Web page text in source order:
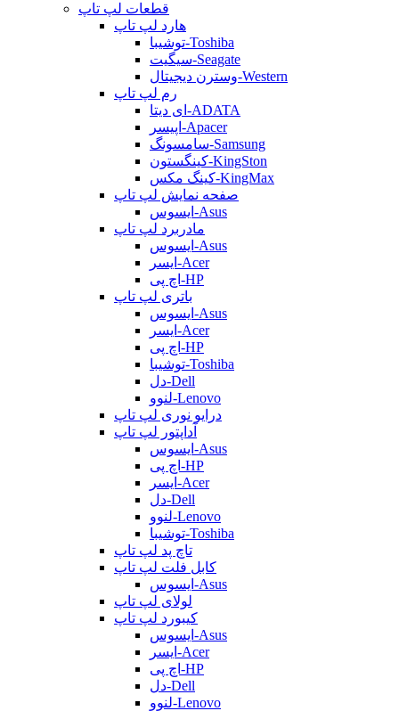
قطعات لپ تاپ
هارد لپ تاپ
توشیبا-Toshiba
سیگیت-Seagate
وسترن دیجیتال-Western
رم لپ تاپ
ای دیتا-ADATA
اپیسر-Apacer
سامسونگ-Samsung
کینگستون-KingSton
کینگ مکس-KingMax
صفحه نمایش لپ تاپ
ایسوس-Asus
مادربرد لپ تاپ
ایسوس-Asus
ایسر-Acer
اچ پی-HP
باتری لپ تاپ
ایسوس-Asus
ایسر-Acer
اچ پی-HP
توشیبا-Toshiba
دل-Dell
لنوو-Lenovo
درایو نوری لپ تاپ
آداپتور لپ تاپ
ایسوس-Asus
اچ پی-HP
ایسر-Acer
دل-Dell
لنوو-Lenovo
توشیبا-Toshiba
تاچ پد لپ تاپ
کابل فلت لپ تاپ
ایسوس-Asus
لولای لپ تاپ
کیبورد لپ تاپ
ایسوس-Asus
ایسر-Acer
اچ پی-HP
دل-Dell
لنوو-Lenovo